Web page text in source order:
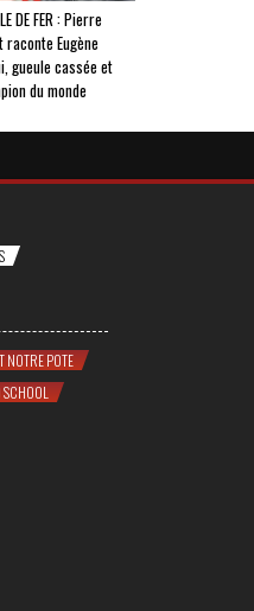
DE FER : Pierre
raconte Eugène
gueule cassée et
du monde
NOTRE POTE